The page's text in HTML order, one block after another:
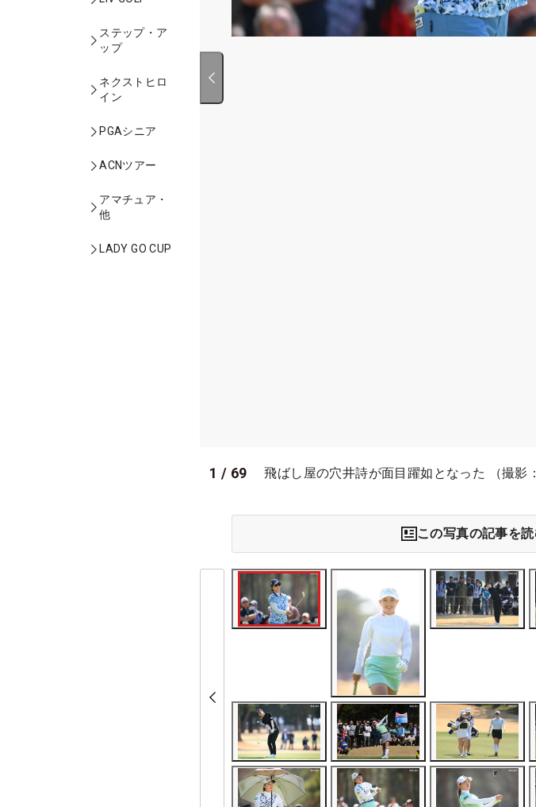
ステップ・ア
ップ
ネクストヒロ
イン
PGAシニア
ACNツアー
アマチュア・
他
LADY GO CUP
1 / 69 飛ばし屋の穴井詩が面目躍如となった （撮影
この写真の記事を